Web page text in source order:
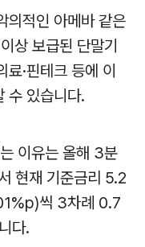
의적인 아메바 같은
상 보급된 단말기
·핀테크 등에 이
수 있습니다.
이유는 올해 3분
현재 기준금리 5.2
씩 3차례 0.7
다.